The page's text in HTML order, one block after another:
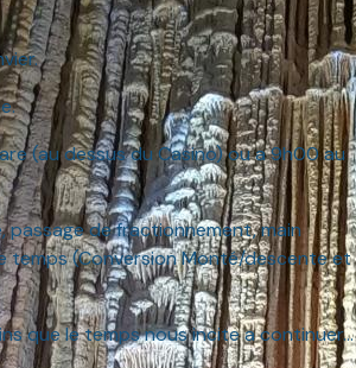
(au dessus du Casino) ou a 9h00 au
de fractionnement, main
temps (Conversion Monté/descente et
que le temps nous incite a continuer...